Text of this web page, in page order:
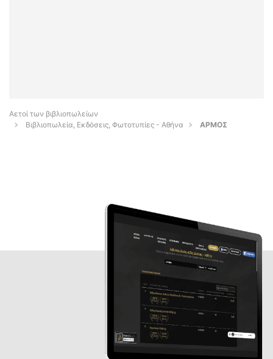
Αετοί των βιβλιοπωλείων
Βιβλιοπωλεία, Εκδόσεις, Φωτοτυπίες - Αθήνα
ΑΡΜΟΣ